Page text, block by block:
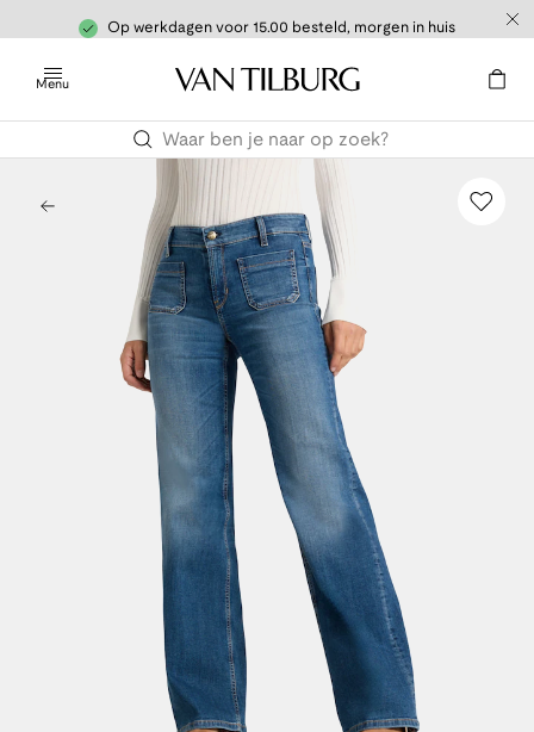
Op werkdagen voor 15.00 besteld, morgen in huis
Menu